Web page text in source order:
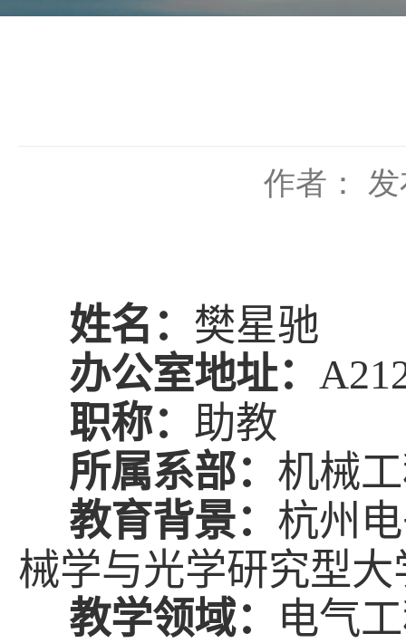
作者：
姓名 ： 樊星驰
办公室地址：
职称： 助教
所属系部： 机械
教育背景： 杭州
械学与光学研究型大
教学领域： 电气